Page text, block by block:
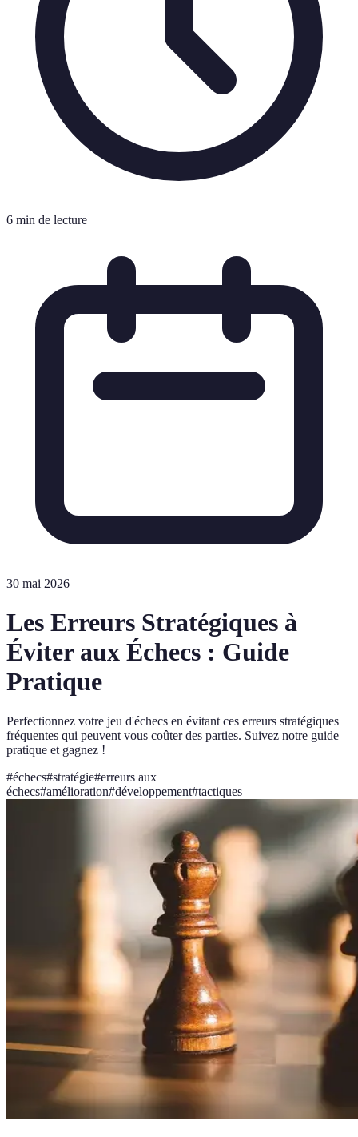
6 min de lecture
30 mai 2026
Les Erreurs Stratégiques à
Éviter aux Échecs : Guide
Pratique
Perfectionnez votre jeu d'échecs en évitant ces erreurs stratégiques
fréquentes qui peuvent vous coûter des parties. Suivez notre guide
pratique et gagnez !
#échecs#stratégie#erreurs aux
échecs#amélioration#développement#tactiques